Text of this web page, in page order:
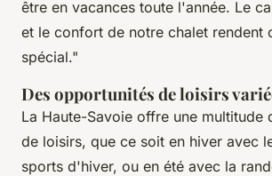
être en vacances toute l'année. Le
et le confort de notre chalet rendent
spécial."
Des opportunités de loisirs
La Haute-Savoie offre une multitude
de loisirs, que ce soit en hiver avec
sports d'hiver, ou en été avec la